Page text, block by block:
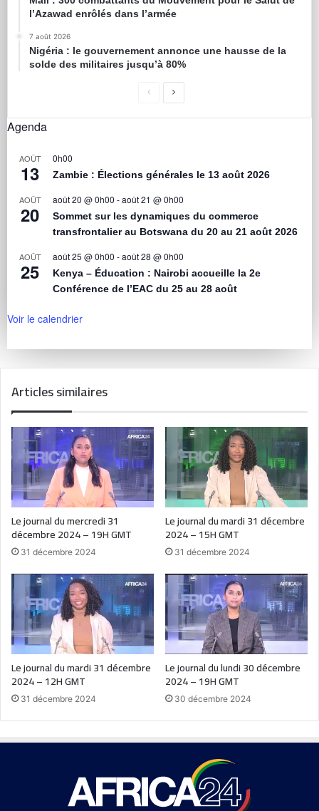
l’Azawad enrôlés dans l’armée
7 août 2026
Nigéria : le gouvernement annonce une hausse de la
solde des militaires jusqu’à 80%
Agenda
AOÛT
13
0h00
Zambie : Élections générales le 13 août 2026
AOÛT
20
août 20 @ 0h00 -août 21 @ 0h00
Sommet sur les dynamiques du commerce
transfrontalier au Botswana du 20 au 21 août 2026
AOÛT
25
août 25 @ 0h00 -août 28 @ 0h00
Kenya – Éducation : Nairobi accueille la 2e
Conférence de l’EAC du 25 au 28 août
Voir le calendrier
Articles similaires
Le journal du mercredi 31
décembre 2024 – 19H GMT
31 décembre 2024
Le journal du mardi 31 décembre
2024 – 15H GMT
31 décembre 2024
Le journal du mardi 31 décembre
2024 – 12H GMT
31 décembre 2024
Le journal du lundi 30 décembre
2024 – 19H GMT
30 décembre 2024